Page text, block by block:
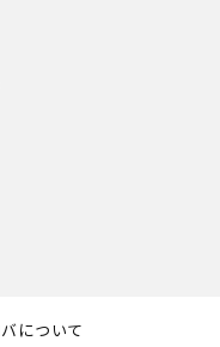
について